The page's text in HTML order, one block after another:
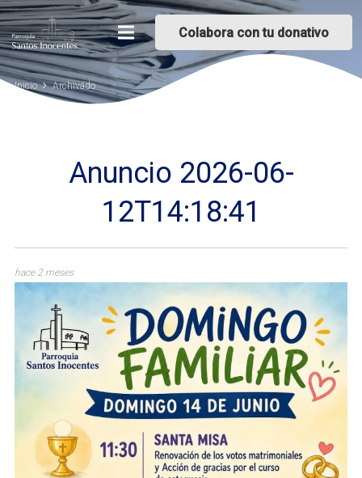
Colabora con tu donativo
Inicio Archivado
Anuncio 2026-06-
12T14:18:41
hace 2 meses